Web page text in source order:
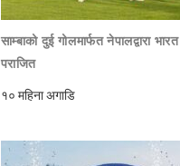
साम्बाको दुई गोलमार्फत नेपालद्वारा भारत
पराजित
१० महिना अगाडि